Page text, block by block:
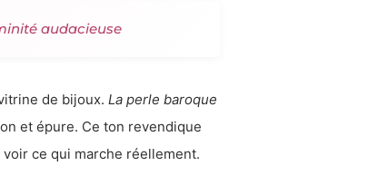
audacieuse
de bijoux. La perle baroque
et épure. Ce ton revendique
ce qui marche réellement.